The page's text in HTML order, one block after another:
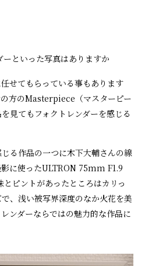
ーといった写真はありますか
せてもらっている事もあります
方のMasterpiece（マスターピー
見てもフォクトレンダーを感じる
る作品の一つに木下大輔さんの線
に使ったULTRON 75mm F1.9
ピントがあったところはカリっ
、浅い被写界深度のなか火花を美
ンダーならではの魅力的な作品に